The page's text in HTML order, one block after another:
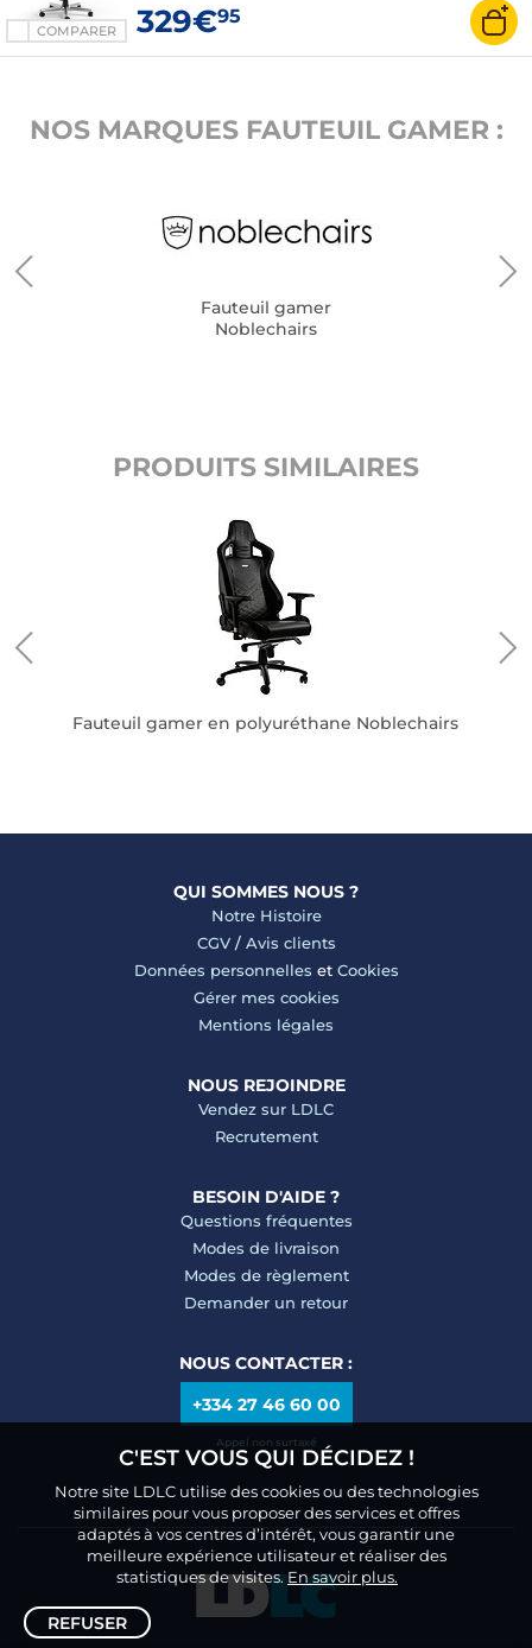
COMPARER 329€95
NOS MARQUES FAUTEUIL GAMER :
Fauteuil gamer
Noblechairs
PRODUITS SIMILAIRES
Fauteuil gamer en polyuréthane Noblechairs
QUI SOMMES NOUS ?
Notre Histoire
CGV/ Avis clients
Données personnelles et Cookies
Gérer mes cookies
Mentions légales
NOUS REJOINDRE
Vendez sur LDLC
Recrutement
BESOIN D'AIDE ?
Questions fréquentes
Modes de livraison
Modes de règlement
Demander un retour
NOUS CONTACTER :
+334 27 46 60 00
Appel non surtaxé
C'EST VOUS QUI DÉCIDEZ !
Notre site LDLC utilise des cookies ou des technologies
similaires pour vous proposer des services et offres
adaptés à vos centres d’intérêt, vous garantir une
meilleure expérience utilisateur et réaliser des
statistiques de visites.En savoir plus.
REFUSER